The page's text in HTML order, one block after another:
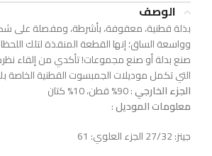
الوصف
بذلة قطنية، معقوفة، بأشرطة، ومفصلة على
وواسعة الساق؛ إنها القطعة المنقذة لتلك
صنع بدلة أو صنع مجموعات! تأكدي من إلقاء
التي تكمل موديلات الجمبسوت القطنية
الجزء الخارجي: 90% قطن، 10% كتان
معلومات الموديل:
جينز: 27/32 الجزء العلوي: 61